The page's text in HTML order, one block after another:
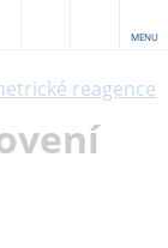
MENU
reagence